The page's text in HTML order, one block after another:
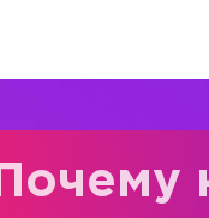
Почему